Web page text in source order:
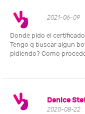
2021-06-09
Donde pido el
Tengo q buscar algun
pidiendo? Como
Denice
2020-08-22